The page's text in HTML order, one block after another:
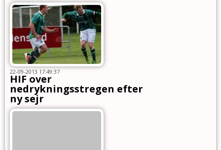
22-09-2013 17:49:37
HIF over
nedrykningsstregen efter
ny sejr